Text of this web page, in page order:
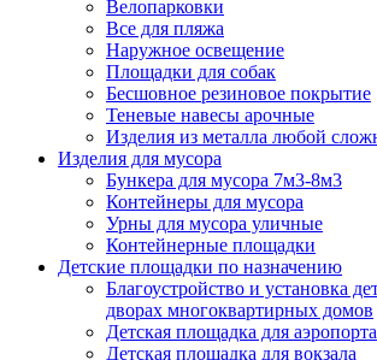
Велопарковки
Все для пляжа
Наружное освещение
Площадки для собак
Бесшовное резиновое покрытие
Теневые навесы арочные
Изделия из металла любой
Изделия для мусора
Бункера для мусора 7м3-8м3
Контейнеры для мусора
Урны для мусора уличные
Контейнерные площадки
Детские площадки по назначению
Благоустройство и установка
дворах многоквартирных домов
Детская площадка для аэропорта
Детская площадка для вокзала